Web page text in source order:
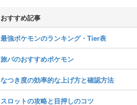
おすすめ記事
最強ポケモンのランキング・Tier表
旅パのおすすめポケモン
なつき度の効率的な上げ方と確認方法
スロットの攻略と目押しのコツ